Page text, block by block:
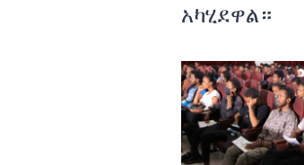
አካሂደዋል።